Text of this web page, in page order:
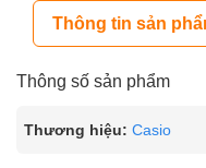
Thông tin sản
Thông số sản phẩm
Thương hiệu: Casio